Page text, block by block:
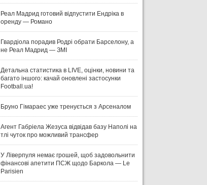
Реал Мадрид готовий відпустити Ендріка в
оренду — Романо
Гвардіола порадив Родрі обрати Барселону, а
не Реал Мадрид — ЗМІ
Детальна статистика в LIVE, оцінки, новини та
багато іншого: качай оновлені застосунки
Football.ua!
Бруно Гімараес уже тренується з Арсеналом
Агент Габріела Жезуса відвідав базу Наполі на
тлі чуток про можливий трансфер
У Ліверпуля немає грошей, щоб задовольнити
фінансові апетити ПСЖ щодо Баркола — Le
Parisien